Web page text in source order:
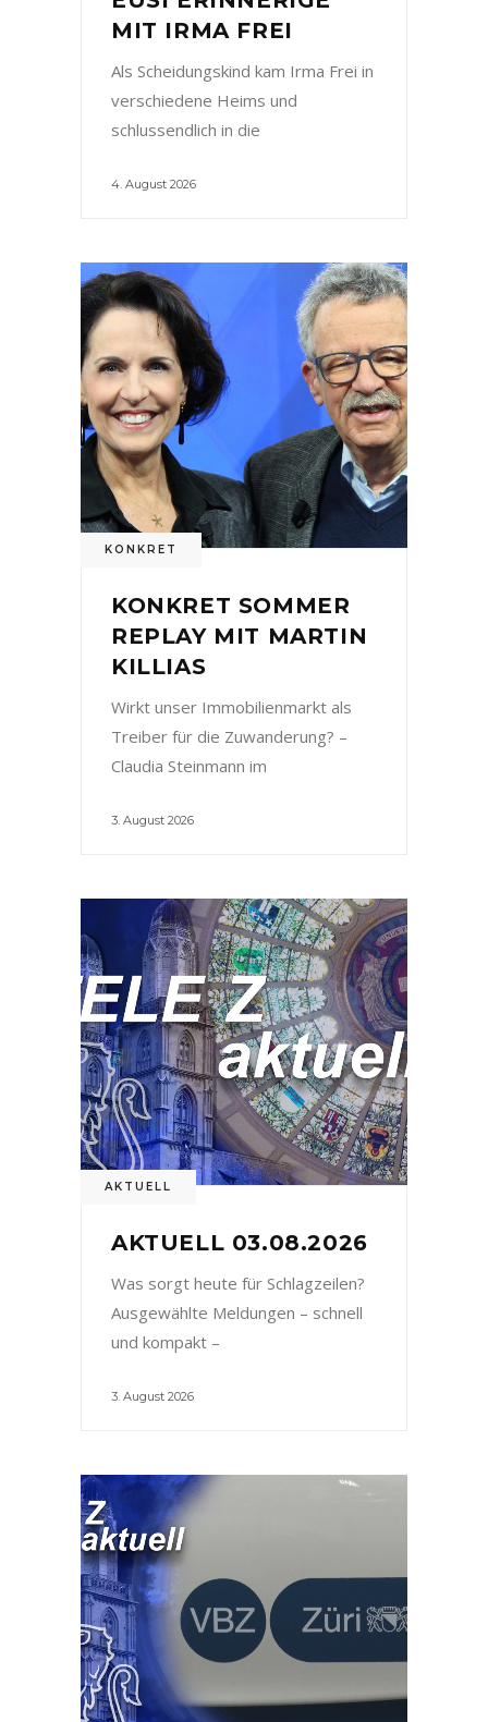
MIT IRMA FREI
Als Scheidungskind kam Irma Frei in
verschiedene Heims und
schlussendlich in die
4. August 2026
KONKRET
KONKRET SOMMER
REPLAY MIT MARTIN
KILLIAS
Wirkt unser Immobilienmarkt als
Treiber für die Zuwanderung? –
Claudia Steinmann im
3. August 2026
AKTUELL
AKTUELL 03.08.2026
Was sorgt heute für Schlagzeilen?
Ausgewählte Meldungen – schnell
und kompakt –
3. August 2026